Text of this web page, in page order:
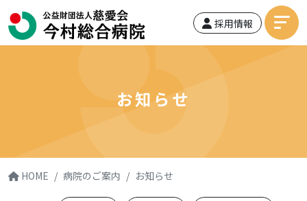
採用情報
お知らせ
HOME 病院のご案内 お知らせ